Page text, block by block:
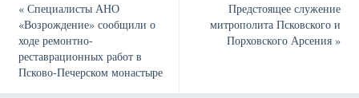
«Специалисты АНО
«Возрождение» сообщили о
ходе ремонтно-
реставрационных работ в
Псково-Печерском монастыре
Предстоящее служение
митрополита Псковского и
Порховского Арсения»